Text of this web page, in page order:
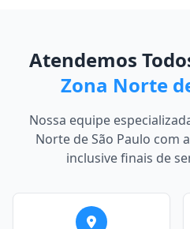
Atendemos
Zona Norte
Nossa equipe
Norte de São Paulo com
inclusive finais de